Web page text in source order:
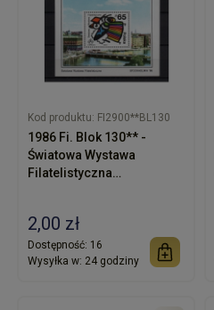
Kod produktu: FI2900**BL130
1986 Fi. Blok 130** -
Światowa Wystawa
Filatelistyczna
2,00 zł
Dostępność: 16
Wysyłka w: 24 godziny